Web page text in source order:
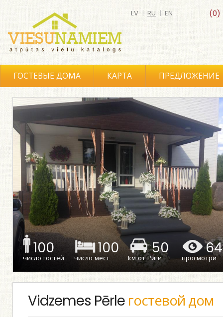
(0)
LV | RU | EN
ГОСТЕВЫЕ ДОМА КАРТА ПРЕДЛОЖЕНИЕ
100
число гостей
100
число мест
50
kм от Риги просмотри
Vidzemes Pērle гостевой дом